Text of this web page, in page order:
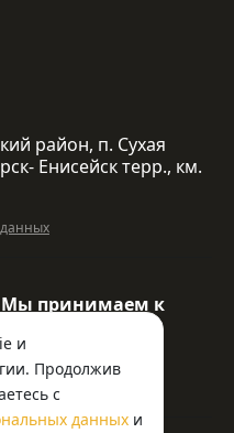
и
Продолжив
с
данных и
район, п. Сухая
Енисейск терр., км.
Мы принимаем к